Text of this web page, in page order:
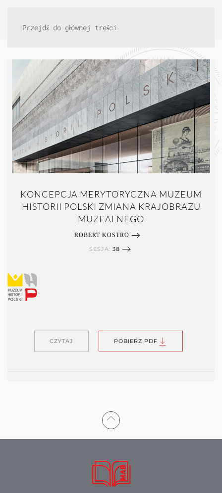
Przejdź do głównej treści
KONCEPCJA MERYTORYCZNA MUZEUM
HISTORII POLSKI ZMIANA KRAJOBRAZU
MUZEALNEGO
ROBERT KOSTRO
SESJA: 38
CZYTAJ POBIERZ PDF